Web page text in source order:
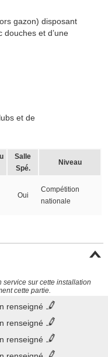
gazon) disposant
douches et d’une
et de
Salle
Spé.
Niveau
Oui
Compétition
nationale
service sur cette installation
cette partie.
renseigné
renseigné
renseigné